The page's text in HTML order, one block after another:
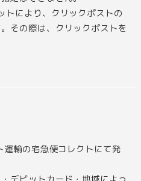
により、クリックポストの
その際は、クリックポストを
運輸の宅急便コレクトにて発